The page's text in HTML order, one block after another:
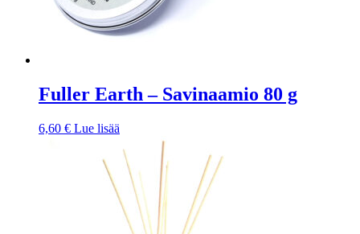
Fuller Earth – Savinaamio 80 g
6,60 € Lue lisää